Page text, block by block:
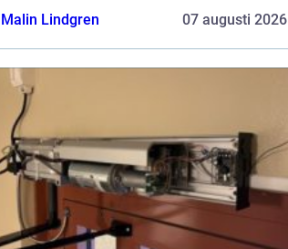
Malin Lindgren 07 augusti 2026